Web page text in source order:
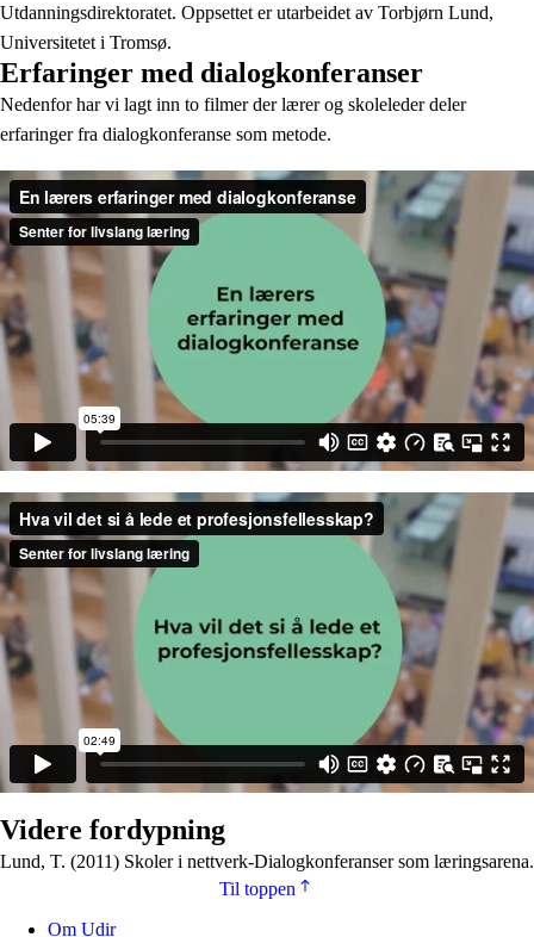
Utdanningsdirektoratet. Oppsettet er utarbeidet av Torbjørn Lund,
Universitetet i Tromsø.
Erfaringer med dialogkonferanser
Nedenfor har vi lagt inn to filmer der lærer og skoleleder deler
erfaringer fra dialogkonferanse som metode.
Videre fordypning
Lund, T. (2011) Skoler i nettverk-Dialogkonferanser som læringsarena.
Til toppen
Om Udir